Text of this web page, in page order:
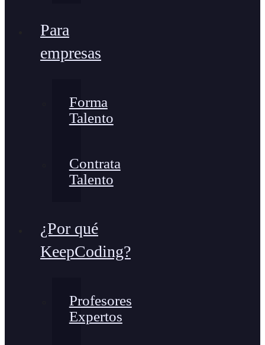
Para
empresas
Forma
Talento
Contrata
Talento
¿Por qué
KeepCoding?
Profesores
Expertos